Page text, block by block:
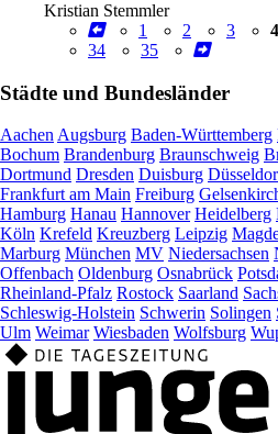
Kristian Stemmler
1
2 3 4
34
35
Städte und Bundesländer
AachenAugsburg Baden-Württemberg
Bochum Brandenburg Braunschweig
Dortmund Dresden Duisburg
Frankfurt am Main Freiburg
Hamburg Hanau Hannover Heidelberg
Köln Krefeld Kreuzberg Leipzig
Marburg München MV Niedersachsen
Offenbach Oldenburg Osnabrück
Rheinland-Pfalz Rostock Saarland
Schleswig-Holstein Schwerin Solingen
Ulm Weimar Wiesbaden Wolfsburg